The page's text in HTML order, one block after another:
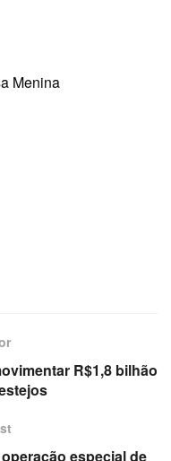
Menina
R$1,8 bilhão
especial de